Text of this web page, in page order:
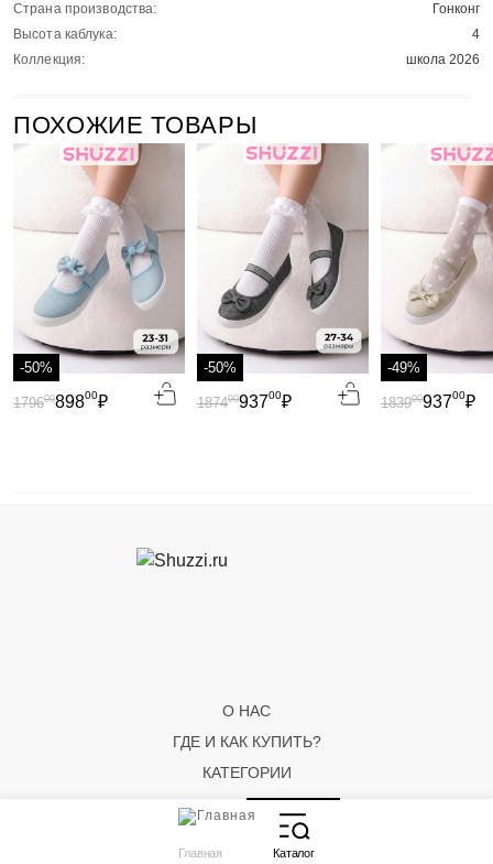
Страна производства:
Гонконг
Высота каблука:
4
Коллекция:
школа 2026
ПОХОЖИЕ ТОВАРЫ
-50%
89800₽
179600
-50%
93700₽
187400
-49%
93700₽
183900
О НАС
ГДЕ И КАК КУПИТЬ?
КАТЕГОРИИ
Главная Каталог